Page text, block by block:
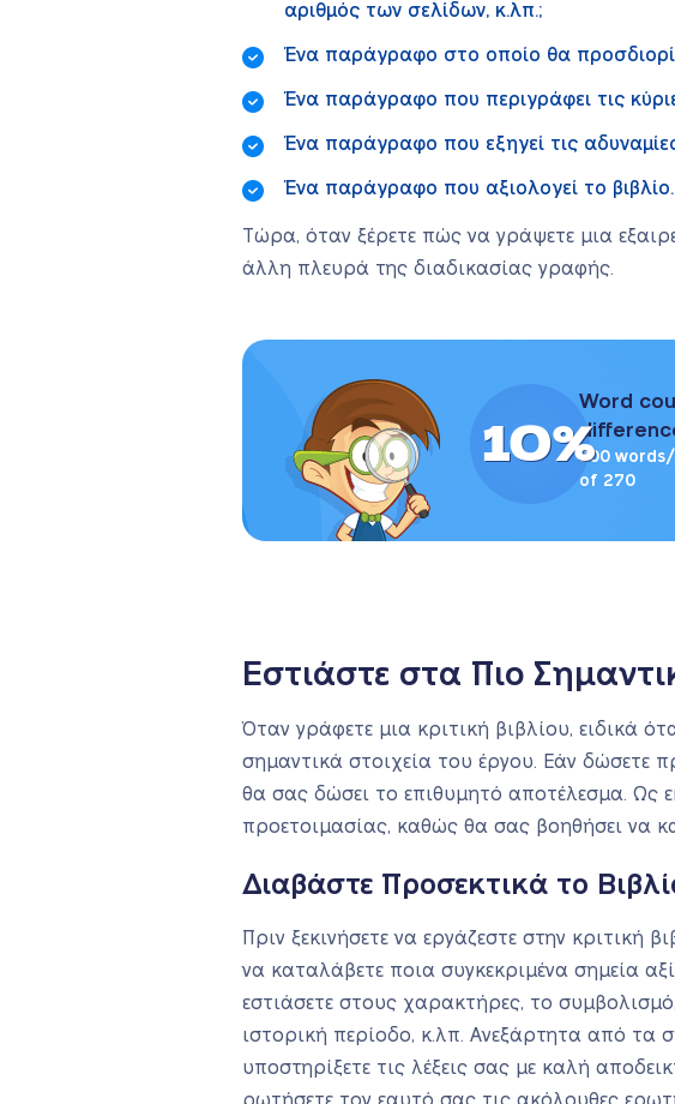
αριθμός των σελίδων, κ.λπ.;
Ένα παράγραφο στο οποίο θα
Ένα παράγραφο που περιγράφει τις
Ένα παράγραφο που εξηγεί τις
Ένα παράγραφο που αξιολογεί το βιβλίο.
Τώρα, όταν ξέρετε πώς να γράψετε μια
άλλη πλευρά της διαδικασίας γραφής.
10%
Word
300
of 270
Εστιάστε στα Πιο
Όταν γράφετε μια κριτική βιβλίου, ειδικά
σημαντικά στοιχεία του έργου. Εάν δώσετε
θα σας δώσει το επιθυμητό αποτέλεσμα. Ως
προετοιμασίας, καθώς θα σας βοηθήσει να
Διαβάστε Προσεκτικά το
Πριν ξεκινήσετε να εργάζεστε στην κριτική
να καταλάβετε ποια συγκεκριμένα σημεία
εστιάσετε στους χαρακτήρες, το
ιστορική περίοδο, κ.λπ. Ανεξάρτητα από τα
υποστηρίξετε τις λέξεις σας με καλή